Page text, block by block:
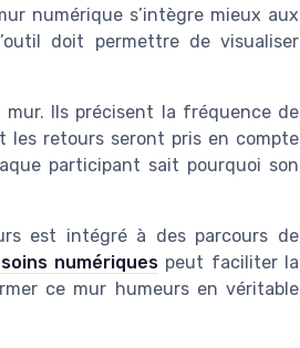
numérique s’intègre mieux aux
doit permettre de visualiser
mur. Ils précisent la fréquence de
les retours seront pris en compte
participant sait pourquoi son
est intégré à des parcours de
numériques peut faciliter la
ce mur humeurs en véritable